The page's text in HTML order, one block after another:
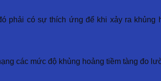
phải có sự thích ứng để khi xảy ra khủng
các mức độ khủng hoảng tiềm tàng đo